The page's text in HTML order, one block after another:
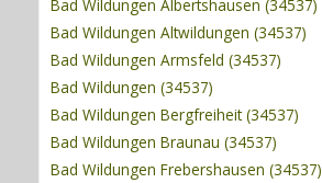
Bad Wildungen Albertshausen (34537)
Bad Wildungen Altwildungen (34537)
Bad Wildungen Armsfeld (34537)
Bad Wildungen (34537)
Bad Wildungen Bergfreiheit (34537)
Bad Wildungen Braunau (34537)
Bad Wildungen Frebershausen (34537)